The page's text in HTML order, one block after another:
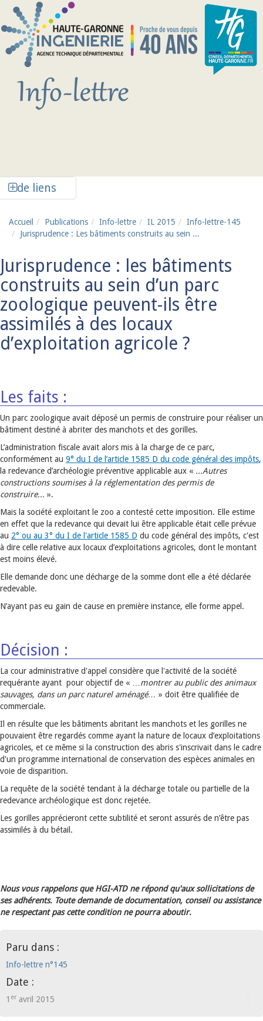
Aller au contenu principal
de liens
Accueil Publications Info-lettre IL 2015
Info-lettre-145
Jurisprudence : Les bâtiments construits au sein ...
Jurisprudence : les bâtiments
construits au sein d’un parc
zoologique peuvent-ils être
assimilés à des locaux
d’exploitation agricole ?
Les faits :
Un parc zoologique avait déposé un permis de construire pour réaliser un
bâtiment destiné à abriter des manchots et des gorilles.
L’administration fiscale avait alors mis à la charge de ce parc,
conformément au 9° du I de l’article 1585 D du code général des impôts,
la redevance d’archéologie préventive applicable aux « ...Autres
constructions soumises à la réglementation des permis de
construire... ».
Mais la société exploitant le zoo a contesté cette imposition. Elle estime
en effet que la redevance qui devait lui être applicable était celle prévue
au 2° ou au 3° du I de l'article 1585 D du code général des impôts, c'est
à dire celle relative aux locaux d’exploitations agricoles, dont le montant
est moins élevé.
Elle demande donc une décharge de la somme dont elle a été déclarée
redevable.
N’ayant pas eu gain de cause en première instance, elle forme appel.
Décision :
La cour administrative d'appel considère que l'activité de la société
requérante ayant pour objectif de « … montrer au public des animaux
sauvages, dans un parc naturel aménagé… » doit être qualifiée de
commerciale.
Il en résulte que les bâtiments abritant les manchots et les gorilles ne
pouvaient être regardés comme ayant la nature de locaux d’exploitations
agricoles, et ce même si la construction des abris s'inscrivait dans le cadre
d'un programme international de conservation des espèces animales en
voie de disparition.
La requête de la société tendant à la décharge totale ou partielle de la
redevance archéologique est donc rejetée.
Les gorilles apprécieront cette subtilité et seront assurés de n’être pas
assimilés à du bétail.
Nous vous rappelons que HGI-ATD ne répond qu'aux sollicitations de
ses adhérents. Toute demande de documentation, conseil ou assistance
ne respectant pas cette condition ne pourra aboutir.
Paru dans :
Info-lettre n°145
Date :
1 er avril 2015